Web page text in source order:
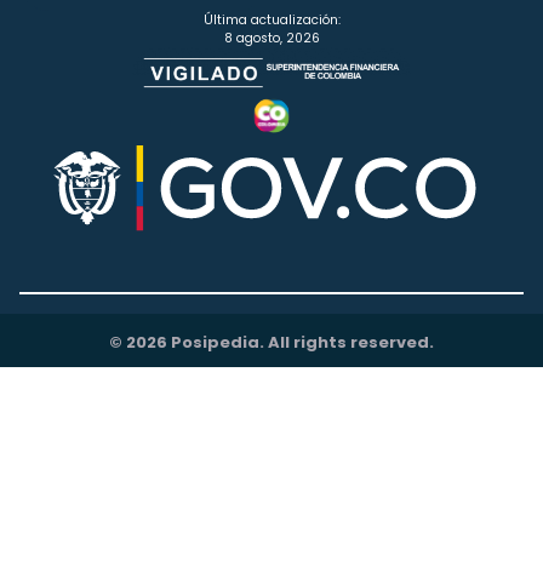
Última actualización:
8 agosto, 2026
© 2026 Posipedia. All rights reserved.